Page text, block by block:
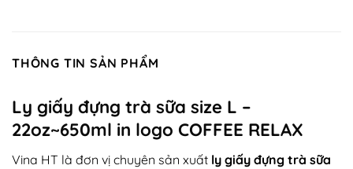
THÔNG TIN SẢN PHẨM
Ly giấy đựng trà sữa size L –
22oz~650ml in logo COFFEE RELAX
Vina HT là đơn vị chuyên sản xuất ly giấy đựng trà sữa